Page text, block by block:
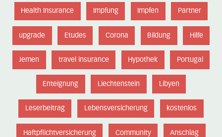
Health Insurance Impfung Impfen Partner
upgrade Etudes Corona Bildung Hilfe
Jemen travel insurance Hypothek Portugal
Enteignung Liechtenstein Libyen
Leserbeitrag Lebensversicherung kostenlos
Haftpflichtversicherung Community Anschlag